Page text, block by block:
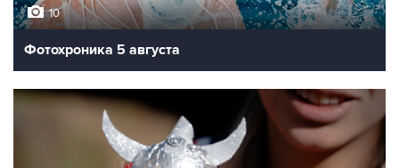
10
Фотохроника 5 августа